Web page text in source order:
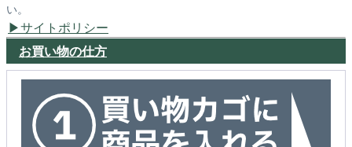
い。
サイトポリシー
お買い物の仕方